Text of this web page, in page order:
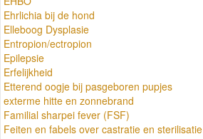
Ehrlichia bij de hond
Elleboog Dysplasie
Entropion/ectropion
Epilepsie
Erfelijkheid
Etterend oogje bij pasgeboren pupjes
exterme hitte en zonnebrand
Familial sharpei fever (FSF)
Feiten en fabels over castratie en sterilisatie